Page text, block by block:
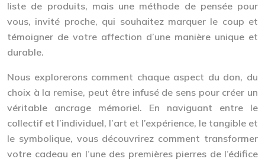
liste de produits, mais une méthode de pensée pour
vous, invité proche, qui souhaitez marquer le coup et
témoigner de votre affection d’une manière unique et
durable.
Nous explorerons comment chaque aspect du don, du
choix à la remise, peut être infusé de sens pour créer un
véritable ancrage mémoriel. En naviguant entre le
collectif et l’individuel, l’art et l’expérience, le tangible et
le symbolique, vous découvrirez comment transformer
votre cadeau en l’une des premières pierres de l’édifice